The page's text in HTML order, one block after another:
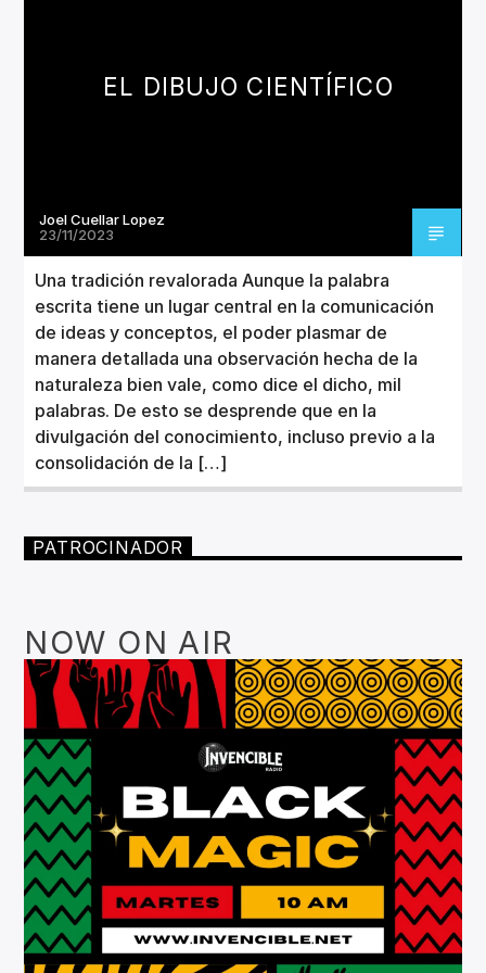
Invencible Radio
EL DIBUJO CIENTÍFICO
Joel Cuellar Lopez
23/11/2023
Una tradición revalorada Aunque la palabra
escrita tiene un lugar central en la comunicación
de ideas y conceptos, el poder plasmar de
manera detallada una observación hecha de la
naturaleza bien vale, como dice el dicho, mil
palabras. De esto se desprende que en la
divulgación del conocimiento, incluso previo a la
consolidación de la […]
PATROCINADOR
NOW ON AIR